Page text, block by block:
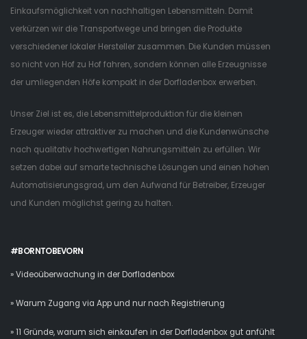
Einkaufsmöglichkeit von nachhaltigen Lebensmitteln. Damit
verkürzen wir die Transportwege und bringen die Produkte
verschiedener lokaler Hersteller zusammen. Die Kunden müssen
so nicht von Hof zu Hof fahren, sondern können alle Erzeugnisse
der umliegenden Höfe kompakt in der Dorfladenbox erwerben.
Unser Ziel ist es, die Lebensmittelproduktion für die kleinen
Erzeuger wieder attraktiver zu machen und die Kundenwünsche
nach qualitativ hochwertigen Nahrungsmitteln zu erfüllen. Wir
setzen dabei auf smarte technische Lösungen und einen hohen
Automatisierungsgrad, um den Aufwand für Betreiber, Erzeuger
und Kunden möglichst gering zu halten.
#BORNTOBEVORN
» Videoüberwachung in der Dorfladenbox
» Warum Zugang via App und nur nach Registrierung
» 11 Gründe, warum sich einkaufen in der Dorfladenbox gut anfühlt